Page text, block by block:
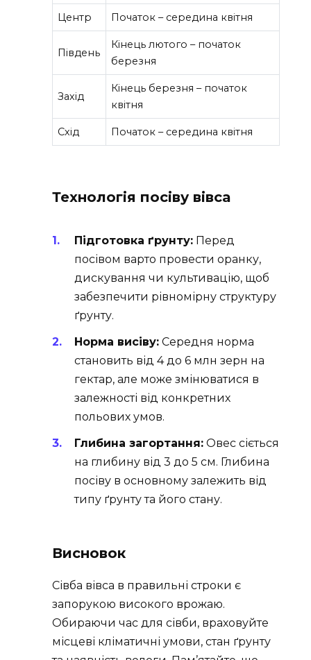
Центр Початок – середина квітня
Південь
Кінець лютого – початок
березня
Захід
Кінець березня – початок
квітня
Схід Початок – середина квітня
Технологія посіву вівса
Підготовка ґрунту: Перед
посівом варто провести оранку,
дискування чи культивацію, щоб
забезпечити рівномірну структуру
ґрунту.
Норма висіву: Середня норма
становить від 4 до 6 млн зерн на
гектар, але може змінюватися в
залежності від конкретних
польових умов.
Глибина загортання: Овес сіється
на глибину від 3 до 5 см. Глибина
посіву в основному залежить від
типу ґрунту та його стану.
Висновок
Сівба вівса в правильні строки є
запорукою високого врожаю.
Обираючи час для сівби, враховуйте
місцеві кліматичні умови, стан ґрунту